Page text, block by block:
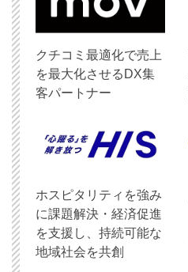
クチコミ最適化で売上
を最大化させるDX集
客パートナー
ホスピタリティを強み
に課題解決・経済促進
を支援し、持続可能な
地域社会を共創